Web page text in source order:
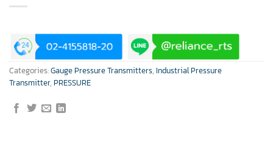
Categories:Gauge Pressure Transmitters, Industrial Pressure
Transmitter, PRESSURE